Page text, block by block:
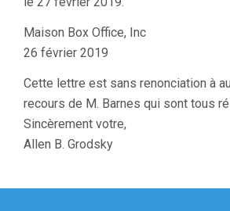
Maison Box Office, Inc
26 février 2019
Cette lettre est sans renonciation à
recours de M. Barnes qui sont tous
Sincèrement votre,
Allen B. Grodsky